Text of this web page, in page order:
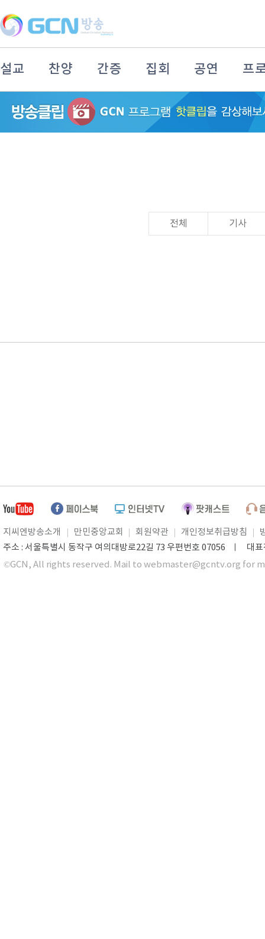
설교 찬양 간증 집회 공연 프
전체 기사
지씨엔방송소개 만민중앙교회 회원약관 개인정보취급방침
주소 : 서울특별시 동작구 여의대방로22길 73 우편번호 07056 ㅣ 대
©GCN, All rights reserved. Mail to webmaster@gcntv.org for